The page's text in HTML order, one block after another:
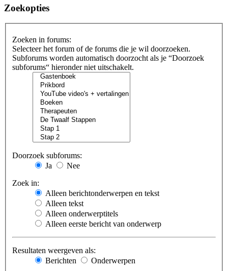
Zoekopties
Zoeken in forums:
Selecteer het forum of de forums die je wil doorzoeken.
Subforums worden automatisch doorzocht als je “Doorzoek
subforums“ hieronder niet uitschakelt.
Doorzoek subforums:
Ja
Nee
Zoek in:
Alleen berichtonderwerpen en tekst
Alleen tekst
Alleen onderwerptitels
Alleen eerste bericht van onderwerp
Resultaten weergeven als:
Berichten
Onderwerpen